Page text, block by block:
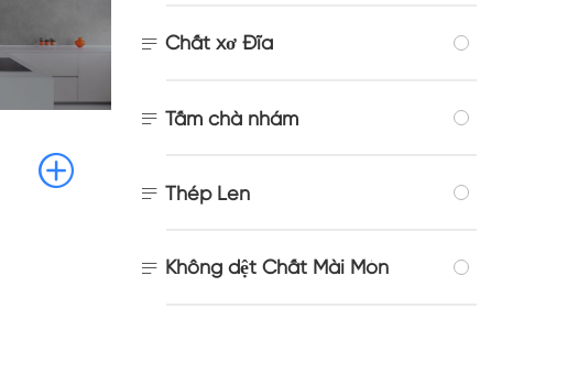

 Chất xơ Đĩa
 Tấm chà nhám
 Thép Len
 Không dệt Chất Mài Mòn